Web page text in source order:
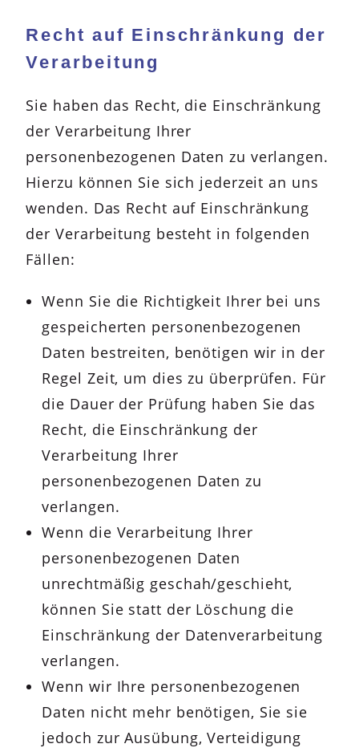
Recht auf Einschränkung der
Verarbeitung
Sie haben das Recht, die Einschränkung
der Verarbeitung Ihrer
personenbezogenen Daten zu verlangen.
Hierzu können Sie sich jederzeit an uns
wenden. Das Recht auf Einschränkung
der Verarbeitung besteht in folgenden
Fällen:
Wenn Sie die Richtigkeit Ihrer bei uns
gespeicherten personenbezogenen
Daten bestreiten, benötigen wir in der
Regel Zeit, um dies zu überprüfen. Für
die Dauer der Prüfung haben Sie das
Recht, die Einschränkung der
Verarbeitung Ihrer
personenbezogenen Daten zu
verlangen.
Wenn die Verarbeitung Ihrer
personenbezogenen Daten
unrechtmäßig geschah/geschieht,
können Sie statt der Löschung die
Einschränkung der Datenverarbeitung
verlangen.
Wenn wir Ihre personenbezogenen
Daten nicht mehr benötigen, Sie sie
jedoch zur Ausübung, Verteidigung